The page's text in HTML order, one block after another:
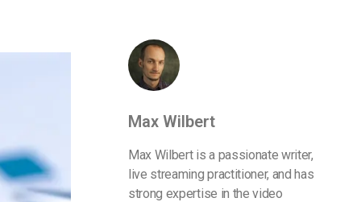
Max Wilbert
Max Wilbert is a passionate writer,
live streaming practitioner, and has
strong expertise in the video